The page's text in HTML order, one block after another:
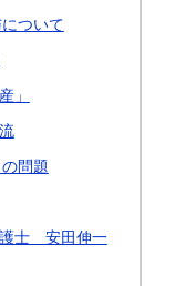
ついて
」
問題
護士 安田伸一